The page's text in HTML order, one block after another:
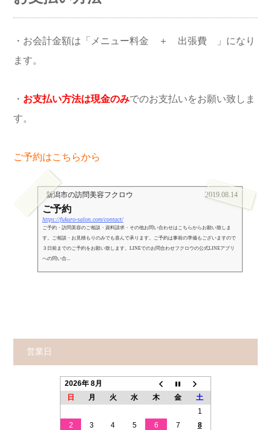
・お会計金額は「メニュー料金 ＋ 出張費 」になり
ます。
・ お支払い方法は現金のみでのお支払いをお願い致しま
す。
ご予約はこちらから
新潟市の訪問美容フクロウ 2019.08.14
ご予約
https://fukuro-salon.com/contact/
ご予約・訪問美容のご相談・資料請求・その他お問い合わせはこちらからお願い致しま
す。ご相談・お見積もりのみでも喜んで承ります。ご予約は事前の準備もございますので
３日前までのご予約をお願い致します。LINEでのお問合わせフクロウの公式LINEアプリ
への問い合...
営業日
2026年 8月
日
月 火 水 木 金
土
1
2
3 4 5 6 7
8